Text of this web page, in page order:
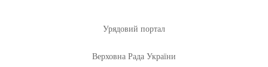
Урядовий портал
Верховна Рада України